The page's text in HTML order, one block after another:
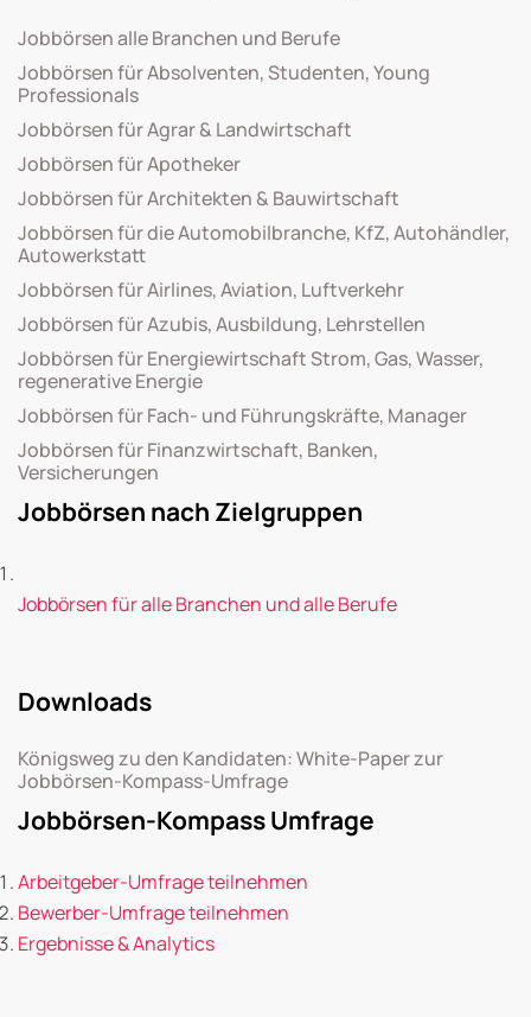
Jobbörsen alle Branchen und Berufe
Jobbörsen für Absolventen, Studenten, Young
Professionals
Jobbörsen für Agrar & Landwirtschaft
Jobbörsen für Apotheker
Jobbörsen für Architekten & Bauwirtschaft
Jobbörsen für die Automobilbranche, KfZ, Autohändler,
Autowerkstatt
Jobbörsen für Airlines, Aviation, Luftverkehr
Jobbörsen für Azubis, Ausbildung, Lehrstellen
Jobbörsen für Energiewirtschaft Strom, Gas, Wasser,
regenerative Energie
Jobbörsen für Fach- und Führungskräfte, Manager
Jobbörsen für Finanzwirtschaft, Banken,
Versicherungen
Jobbörsen nach Zielgruppen
Jobbörsen für alle Branchen und alle Berufe
Downloads
Königsweg zu den Kandidaten: White-Paper zur
Jobbörsen-Kompass-Umfrage
Jobbörsen-Kompass Umfrage
Arbeitgeber-Umfrage teilnehmen
Bewerber-Umfrage teilnehmen
Ergebnisse & Analytics